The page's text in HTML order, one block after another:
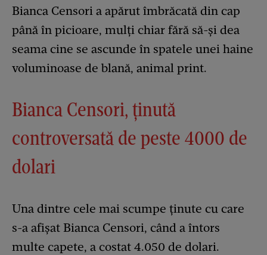
Bianca Censori a apărut îmbrăcată din cap
până în picioare, mulți chiar fără să-și dea
seama cine se ascunde în spatele unei haine
voluminoase de blană, animal print.
Bianca Censori, ținută
controversată de peste 4000 de
dolari
Una dintre cele mai scumpe ținute cu care
s-a afișat Bianca Censori, când a întors
multe capete, a costat 4.050 de dolari.